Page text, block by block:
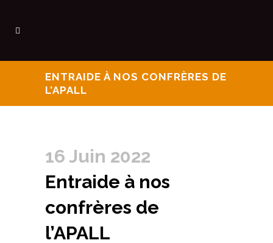
ENTRAIDE À NOS CONFRÈRES DE
L’APALL
16 Juin 2022
Entraide à nos
confrères de
l’APALL